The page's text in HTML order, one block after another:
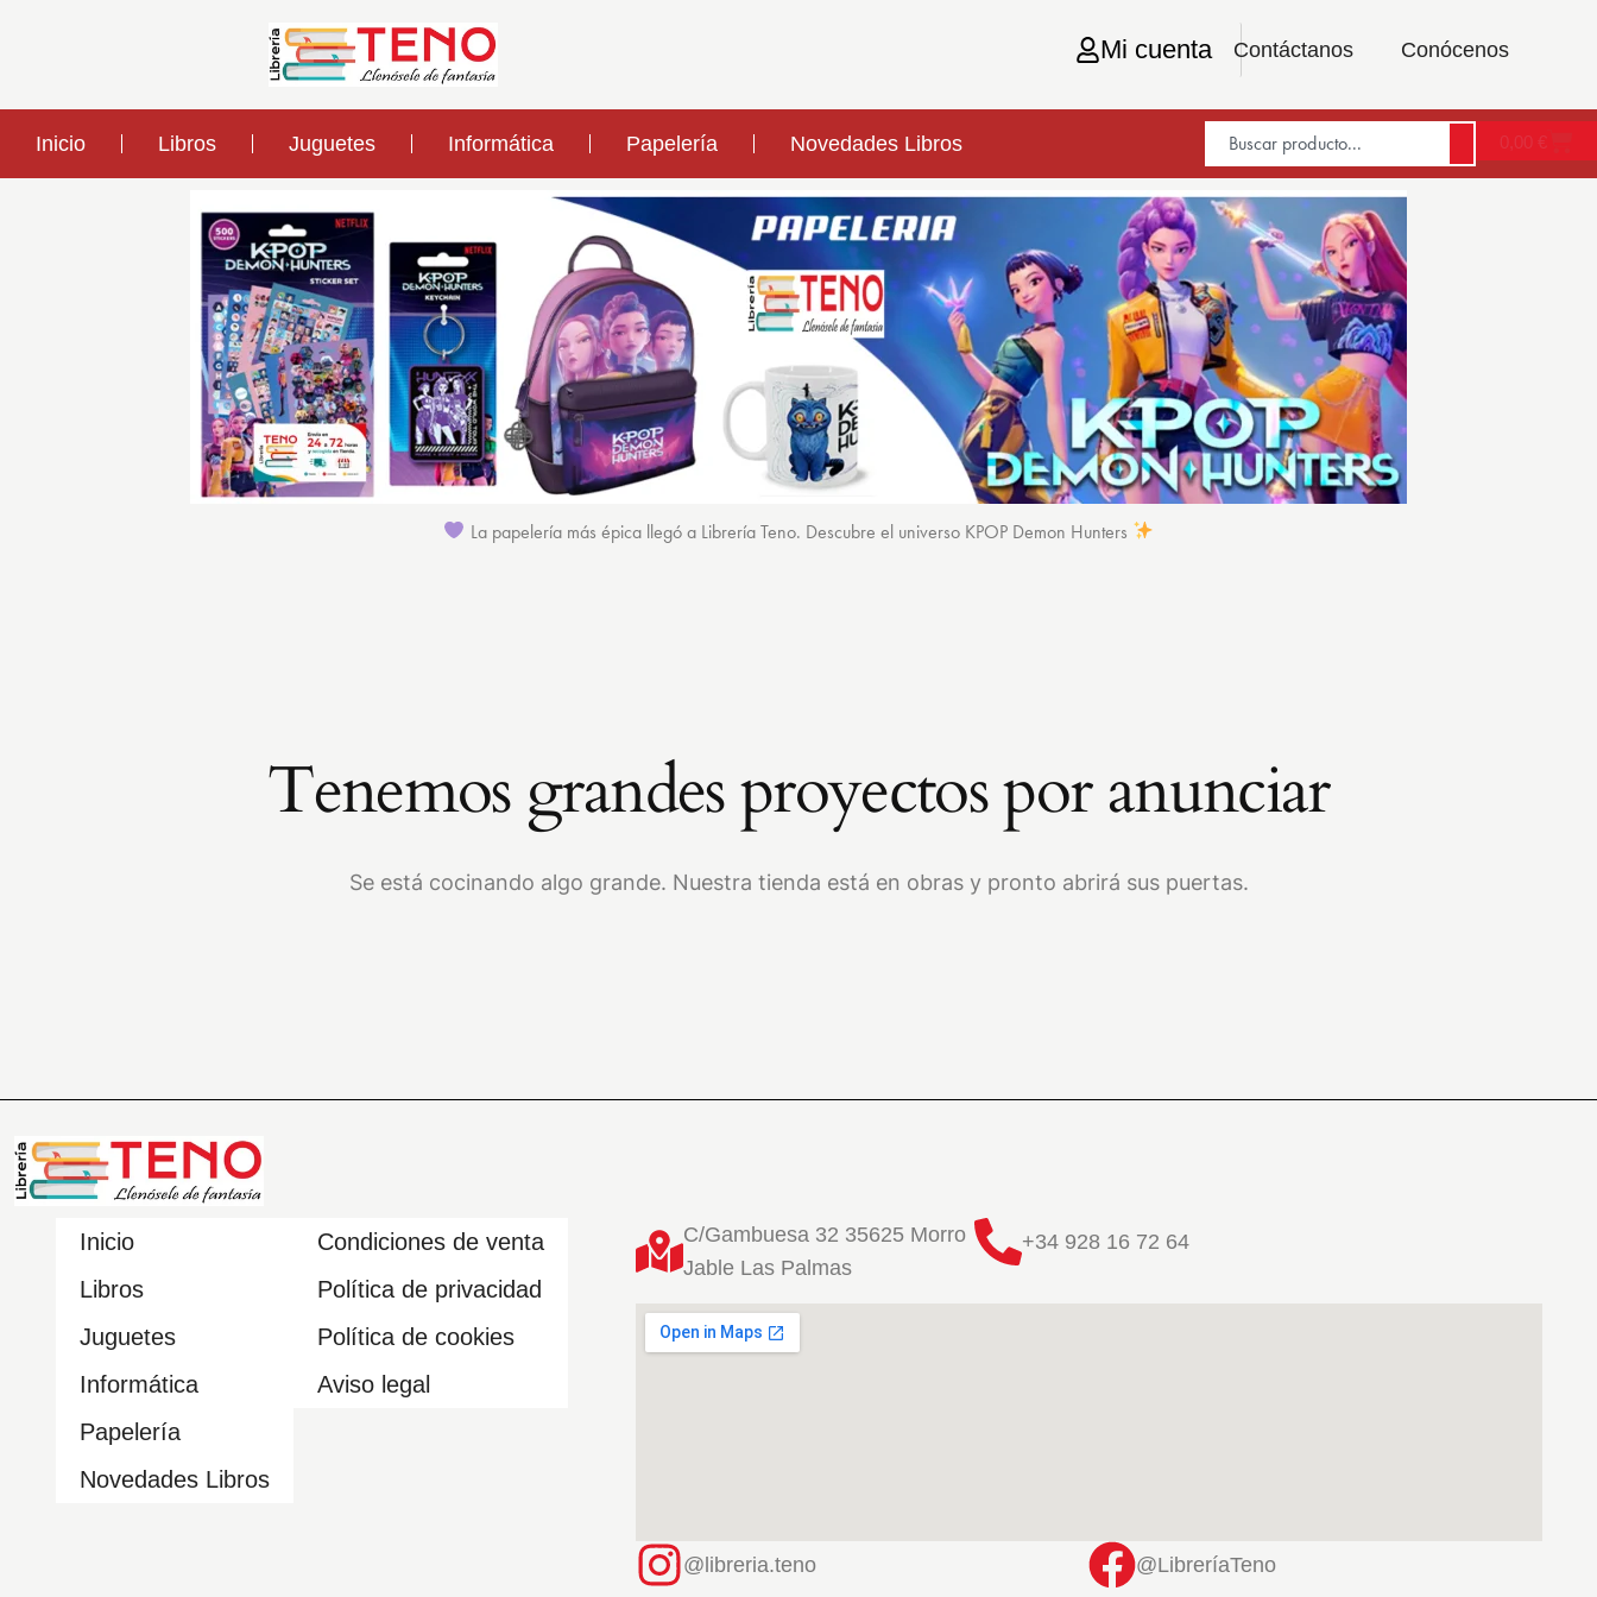
Contáctanos Conócenos
Mi cuenta
Inicio Libros Juguetes Informática Papelería Novedades Libros 0,00 €
La papelería más épica llegó a Librería Teno. Descubre el universo KPOP Demon Hunters
Tenemos grandes proyectos por anunciar
Se está cocinando algo grande. Nuestra tienda está en obras y pronto abrirá sus puertas.
Inicio
Libros
Juguetes
Informática
Papelería
Novedades Libros
Condiciones de venta
Política de privacidad
Política de cookies
Aviso legal
C/Gambuesa 32 35625 Morro
Jable Las Palmas
+34 928 16 72 64
@libreria.teno @LibreríaTeno